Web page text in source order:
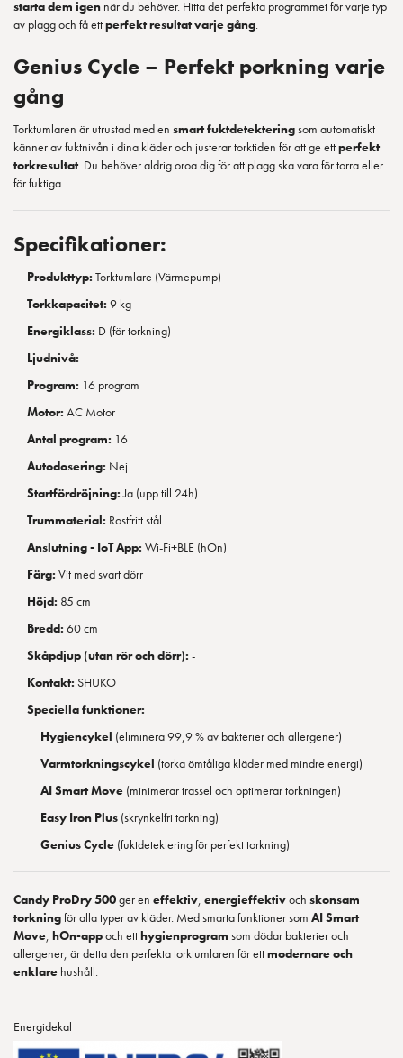
starta dem igen när du behöver. Hitta det perfekta programmet för varje typ
av plagg och få ettperfekt resultat varje gång.
Genius Cycle – Perfekt porkning varje
gång
Torktumlaren är utrustad med en smart fuktdetekteringsom automatiskt
känner av fuktnivån i dina kläder och justerar torktiden för att ge ettperfekt
torkresultat. Du behöver aldrig oroa dig för att plagg ska vara för torra eller
för fuktiga.
Specifikationer:
Produkttyp: Torktumlare (Värmepump)
Torkkapacitet: 9 kg
Energiklass: D (för torkning)
Ljudnivå: -
Program: 16 program
Motor: AC Motor
Antal program: 16
Autodosering: Nej
Startfördröjning:Ja (upp till 24h)
Trummaterial: Rostfritt stål
Anslutning - IoT App: Wi-Fi+BLE (hOn)
Färg: Vit med svart dörr
Höjd: 85 cm
Bredd: 60 cm
Skåpdjup (utan rör och dörr): -
Kontakt: SHUKO
Speciella funktioner:
Hygiencykel (eliminera 99,9 % av bakterier och allergener)
Varmtorkningscykel (torka ömtåliga kläder med mindre energi)
AI Smart Move (minimerar trassel och optimerar torkningen)
Easy Iron Plus (skrynkelfri torkning)
Genius Cycle (fuktdetektering för perfekt torkning)
Candy ProDry 500ger en effektiv, energieffektivoch skonsam
torkningför alla typer av kläder. Med smarta funktioner som AI Smart
Move, hOn-appoch etthygienprogram som dödar bakterier och
allergener, är detta den perfekta torktumlaren för ettmodernare och
enklare hushåll.
Energidekal